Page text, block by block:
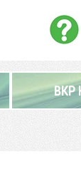
ВКР